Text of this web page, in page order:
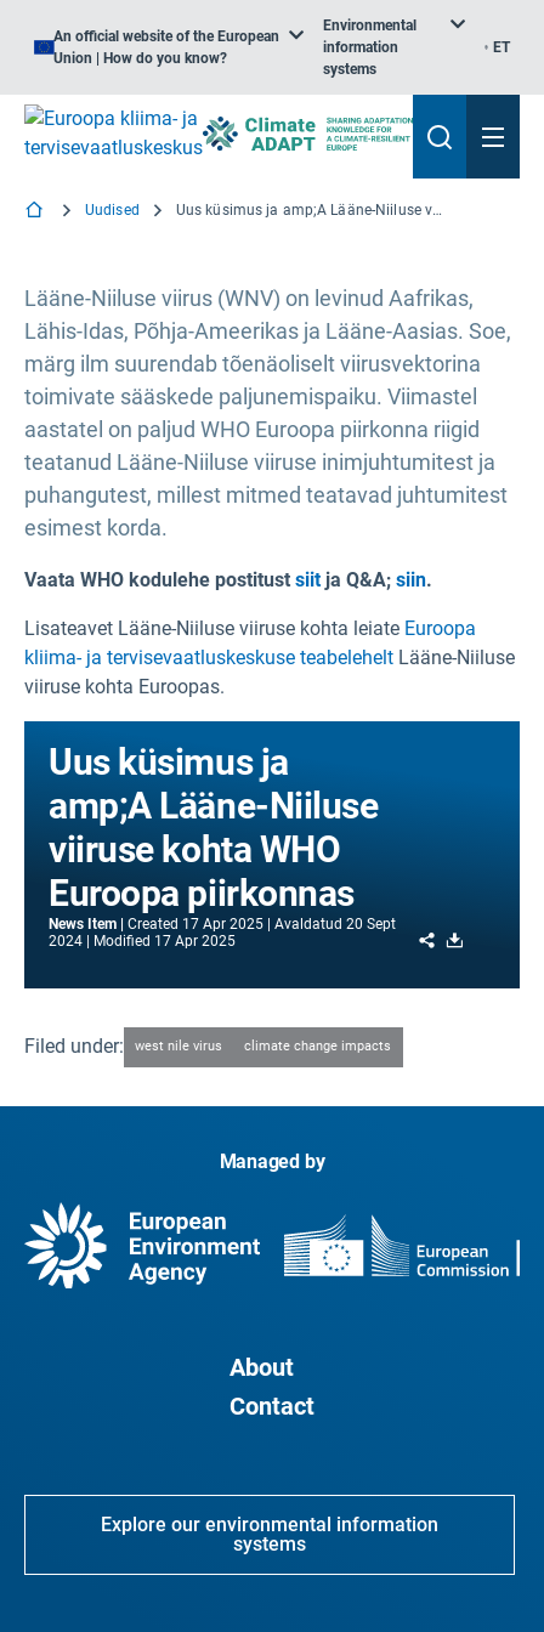
An official website of the European
Union | How do you know?
Environmental
information
systems
ET
Uudised Uus küsimus ja amp;A Lääne-Niiluse viiruse kohta WHO Euroopa piirkonnas
Lääne-Niiluse viirus (WNV) on levinud Aafrikas,
Lähis-Idas, Põhja-Ameerikas ja Lääne-Aasias. Soe,
märg ilm suurendab tõenäoliselt viirusvektorina
toimivate sääskede paljunemispaiku. Viimastel
aastatel on paljud WHO Euroopa piirkonna riigid
teatanud Lääne-Niiluse viiruse inimjuhtumitest ja
puhangutest, millest mitmed teatavad juhtumitest
esimest korda.
Vaata WHO kodulehe postitust siitja Q&A; siin.
Lisateavet Lääne-Niiluse viiruse kohta leiate Euroopa
kliima- ja tervisevaatluskeskuse teabelehelt Lääne-Niiluse
viiruse kohta Euroopas.
Uus küsimus ja
amp;A Lääne-Niiluse
viiruse kohta WHO
Euroopa piirkonnas
News Item Created 17 Apr 2025 Avaldatud 20 Sept
2024
Modified 17 Apr 2025 Share
Filed under: west nile virus climate change impacts
Managed by
About
Contact
Explore our environmental information
systems